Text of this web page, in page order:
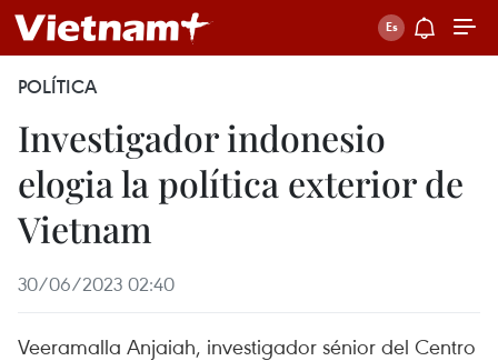
POLÍTICA
Investigador indonesio
elogia la política exterior de
Vietnam
30/06/2023 02:40
Veeramalla Anjaiah, investigador sénior del Centro